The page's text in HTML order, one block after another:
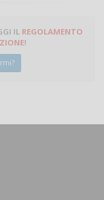
IL REGOLAMENTO
!